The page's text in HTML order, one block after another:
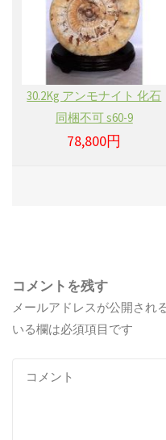
30.2Kg アンモナイト 化石
同梱不可 s60-9
78,800円
コメントを残す
メールアドレスが公開され
いる欄は必須項目です